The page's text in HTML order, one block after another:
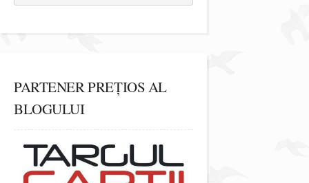
PARTENER PREȚIOS AL
BLOGULUI